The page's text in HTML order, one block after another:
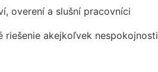
overení a slušní pracovníci
riešenie akejkoľvek nespokojnosti